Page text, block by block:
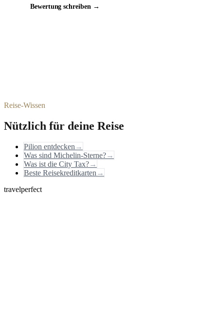
Bewertung schreiben →
Reise-Wissen
Nützlich für deine Reise
Pilion entdecken →
Was sind Michelin-Sterne?→
Was ist die City Tax?→
Beste Reisekreditkarten →
travelperfect